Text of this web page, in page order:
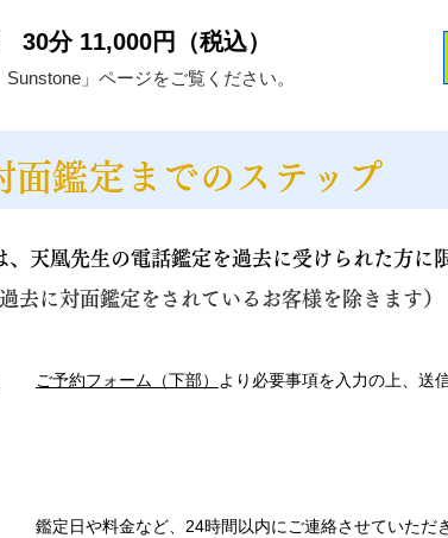
30分 11,000円（税込）
」ページをご覧ください。
面鑑定までのステップ
、天凰先生の電話鑑定を過去に受けられた方に
過去に対面鑑定をされているお客様を除きます）
ご予約フォーム（下部） より必要事項を入力の上、送
鑑定日や料金など、24時間以内にご連絡させていただ